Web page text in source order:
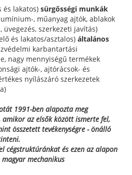
és lakatos) sürgősségi munkák
, műanyag ajtók, ablakok
szerkezeti javítás)
és lakatos/asztalos) általános
karbantartási
nagy mennyiségű termékek
ajtók-, ajtórácsok- és
nyílászáró szerkezetek
1991-ben alapozta meg
az elsők között ismerte fel,
összetett tevékenységre - önálló
cégstruktúránkat és ezen az alapon
mechanikus